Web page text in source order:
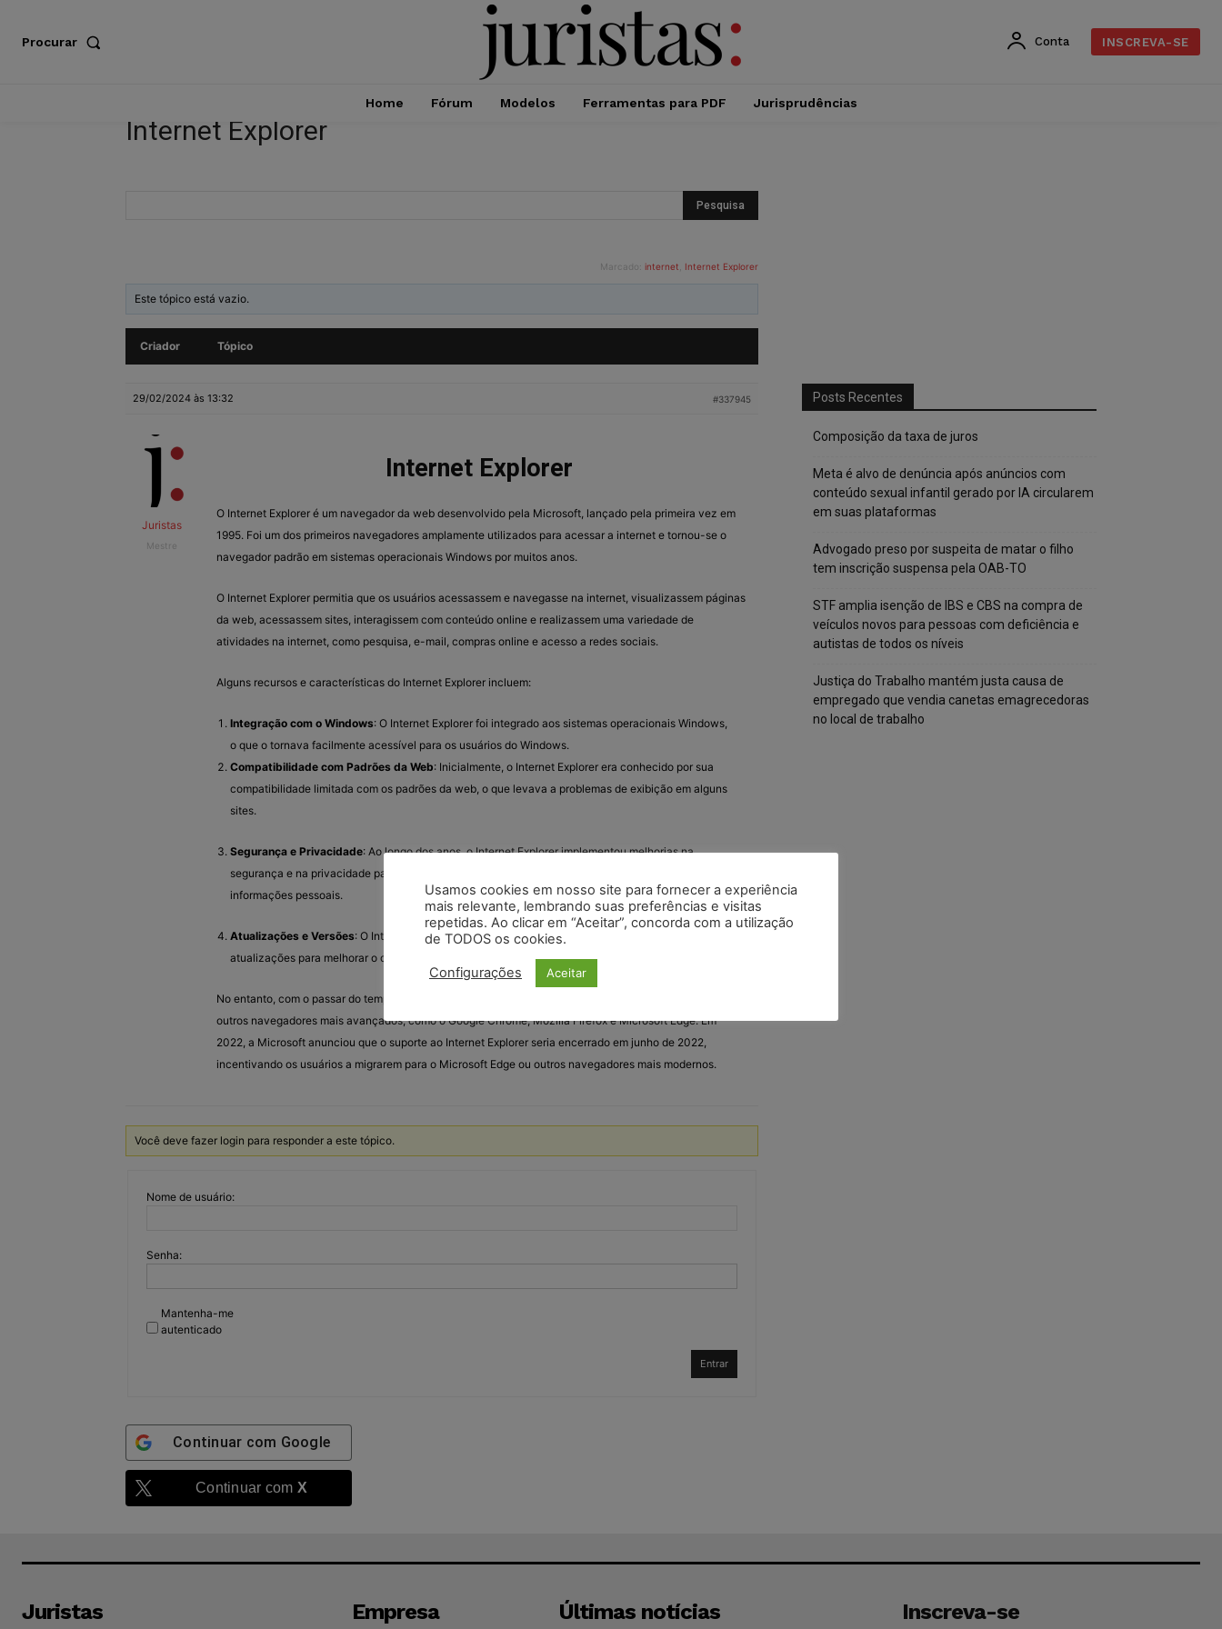
Procurar Conta INSCREVA-SE
Home Fórum Modelos Ferramentas para PDF Jurisprudências
Internet Explorer
Marcado: internet Internet Explorer
Este tópico está vazio.
Criador Tópico
29/02/2024 às 13:32 #337945
Juristas
Mestre
Internet Explorer
O Internet Explorer é um navegador da web desenvolvido pela Microsoft, lançado pela primeira vez em
1995. Foi um dos primeiros navegadores amplamente utilizados para acessar a internet e tornou-se o
navegador padrão em sistemas operacionais Windows por muitos anos.
O Internet Explorer permitia que os usuários acessassem e navegasse na internet, visualizassem páginas
da web, acessassem sites, interagissem com conteúdo online e realizassem uma variedade de
atividades na internet, como pesquisa, e-mail, compras online e acesso a redes sociais.
Alguns recursos e características do Internet Explorer incluem:
Integração com o Windows: O Internet Explorer foi integrado aos sistemas operacionais Windows,
o que o tornava facilmente acessível para os usuários do Windows.
Compatibilidade com Padrões da Web: Inicialmente, o Internet Explorer era conhecido por sua
compatibilidade limitada com os padrões da web, o que levava a problemas de exibição em alguns
sites.
Segurança e Privacidade: Ao longo dos anos, o Internet Explorer implementou melhorias na
segurança e na privacidade para proteger os usuários contra ameaças online e proteger suas
informações pessoais.
Atualizações e Versões: O Internet Explorer passou por várias versões ao longo dos anos, com
atualizações para melhorar o desempenho, a segurança e a funcionalidade do navegador.
No entanto, com o passar do tempo, o Internet Explorer perdeu popularidade devido à concorrência de
outros navegadores mais avançados, como o Google Chrome, Mozilla Firefox e Microsoft Edge. Em
2022, a Microsoft anunciou que o suporte ao Internet Explorer seria encerrado em junho de 2022,
incentivando os usuários a migrarem para o Microsoft Edge ou outros navegadores mais modernos.
Você deve fazer login para responder a este tópico.
Nome de usuário:
Senha:
Mantenha-me
autenticado
Entrar
Continuar com Google
Continuar com X
Posts Recentes
Composição da taxa de juros
Meta é alvo de denúncia após anúncios com
conteúdo sexual infantil gerado por IA circularem
em suas plataformas
Advogado preso por suspeita de matar o filho
tem inscrição suspensa pela OAB-TO
STF amplia isenção de IBS e CBS na compra de
veículos novos para pessoas com deficiência e
autistas de todos os níveis
Justiça do Trabalho mantém justa causa de
empregado que vendia canetas emagrecedoras
no local de trabalho
Juristas Empresa Últimas notícias Inscreva-se
Usamos cookies em nosso site para fornecer a experiência
mais relevante, lembrando suas preferências e visitas
repetidas. Ao clicar em “Aceitar”, concorda com a utilização
de TODOS os cookies.
Configurações Aceitar